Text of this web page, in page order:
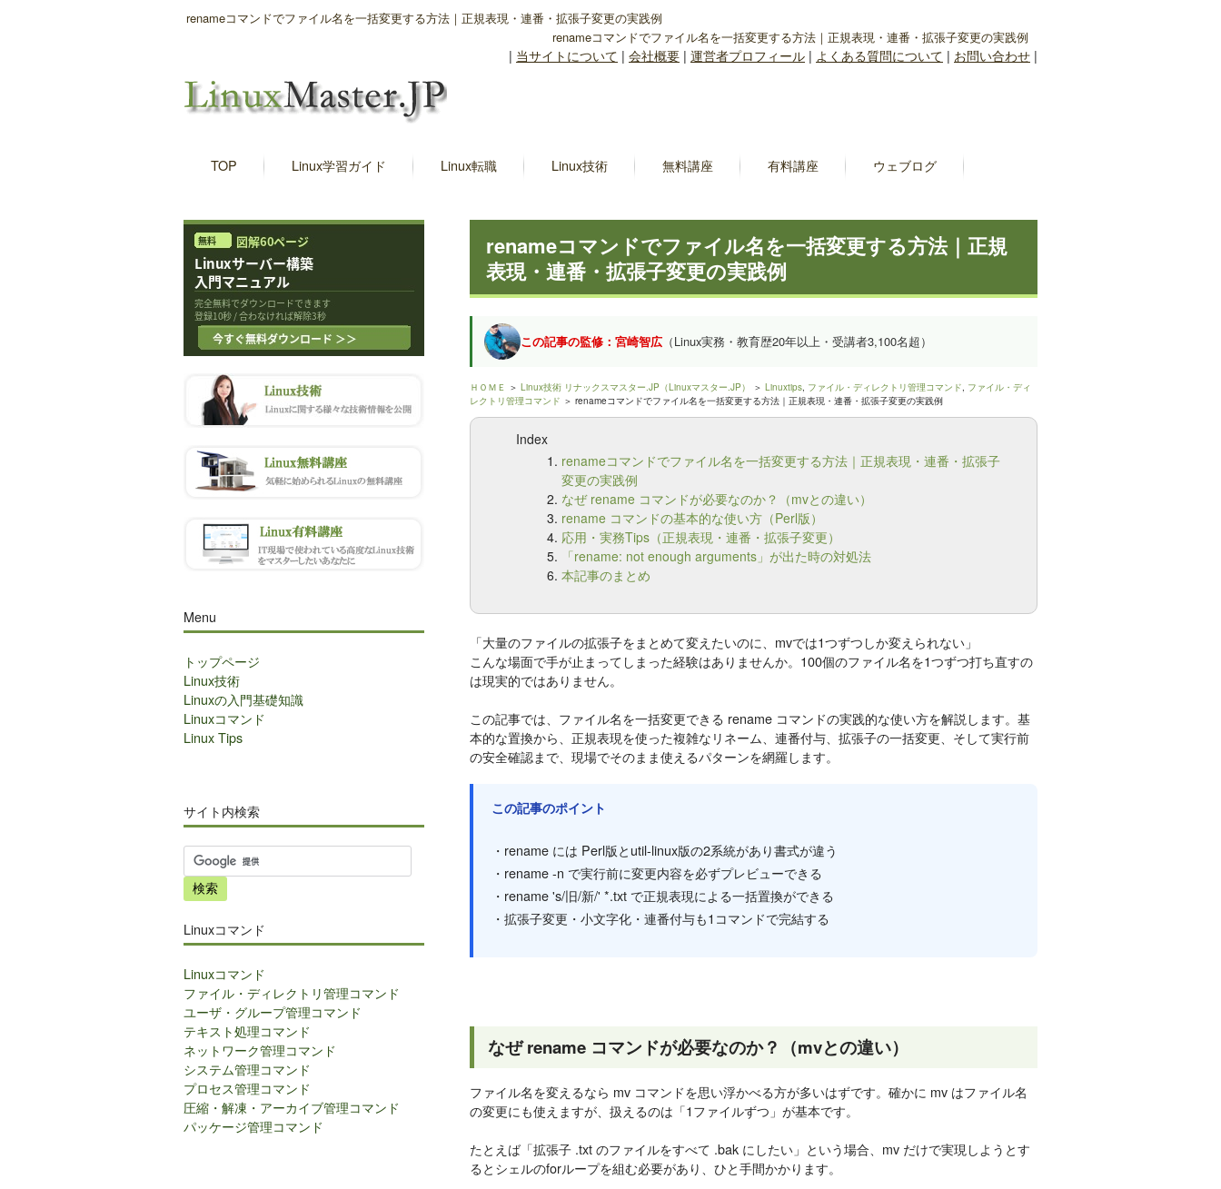
renameコマンドでファイル名を一括変更する方法｜正規表現・連番・拡張子変更の実践例
renameコマンドでファイル名を一括変更する方法｜正規表現・連番・拡張子変更の実践例
| 当サイトについて | 会社概要 | 運営者プロフィール | よくある質問について | お問い合わせ |
TOP Linux学習ガイド Linux転職 Linux技術 無料講座 有料講座 ウェブログ
renameコマンドでファイル名を一括変更する方法｜正規
表現・連番・拡張子変更の実践例
この記事の監修：宮崎智広（Linux実務・教育歴20年以上・受講者3,100名超）
ＨＯＭＥ ＞ Linux技術 リナックスマスター.JP（Linuxマスター.JP） ＞ Linuxtips, ファイル・ディレクトリ管理コマンド, ファイル・ディ
レクトリ管理コマンド ＞ renameコマンドでファイル名を一括変更する方法｜正規表現・連番・拡張子変更の実践例
Index
renameコマンドでファイル名を一括変更する方法｜正規表現・連番・拡張子
変更の実践例
なぜ rename コマンドが必要なのか？（mvとの違い）
rename コマンドの基本的な使い方（Perl版）
応用・実務Tips（正規表現・連番・拡張子変更）
「rename: not enough arguments」が出た時の対処法
本記事のまとめ
「大量のファイルの拡張子をまとめて変えたいのに、mvでは1つずつしか変えられない」
こんな場面で手が止まってしまった経験はありませんか。100個のファイル名を1つずつ打ち直すの
は現実的ではありません。
この記事では、ファイル名を一括変更できる rename コマンドの実践的な使い方を解説します。基
本的な置換から、正規表現を使った複雑なリネーム、連番付与、拡張子の一括変更、そして実行前
の安全確認まで、現場でそのまま使えるパターンを網羅します。
この記事のポイント
・rename には Perl版とutil-linux版の2系統があり書式が違う
・rename -n で実行前に変更内容を必ずプレビューできる
・rename 's/旧/新/' *.txt で正規表現による一括置換ができる
・拡張子変更・小文字化・連番付与も1コマンドで完結する
なぜ rename コマンドが必要なのか？（mvとの違い）
ファイル名を変えるなら mv コマンドを思い浮かべる方が多いはずです。確かに mv はファイル名
の変更にも使えますが、扱えるのは「1ファイルずつ」が基本です。
たとえば「拡張子 .txt のファイルをすべて .bak にしたい」という場合、mv だけで実現しようとす
るとシェルのforループを組む必要があり、ひと手間かかります。
Menu
トップページ
Linux技術
Linuxの入門基礎知識
Linuxコマンド
Linux Tips
サイト内検索
サ
イ
ト
検
索
Linuxコマンド
Linuxコマンド
ファイル・ディレクトリ管理コマンド
ユーザ・グループ管理コマンド
テキスト処理コマンド
ネットワーク管理コマンド
システム管理コマンド
プロセス管理コマンド
圧縮・解凍・アーカイブ管理コマンド
パッケージ管理コマンド